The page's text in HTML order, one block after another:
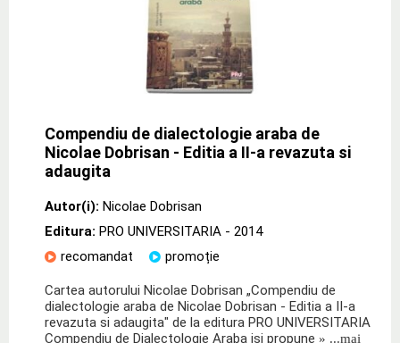
Compendiu de dialectologie araba de
Nicolae Dobrisan - Editia a II-a revazuta si
adaugita
Autor(i): Nicolae Dobrisan
Editura: PRO UNIVERSITARIA - 2014
recomandat
promoție
Cartea autorului Nicolae Dobrisan „Compendiu de
dialectologie araba de Nicolae Dobrisan - Editia a II-a
revazuta si adaugita" de la editura PRO UNIVERSITARIA
Compendiu de Dialectologie Araba isi propune » ...mai